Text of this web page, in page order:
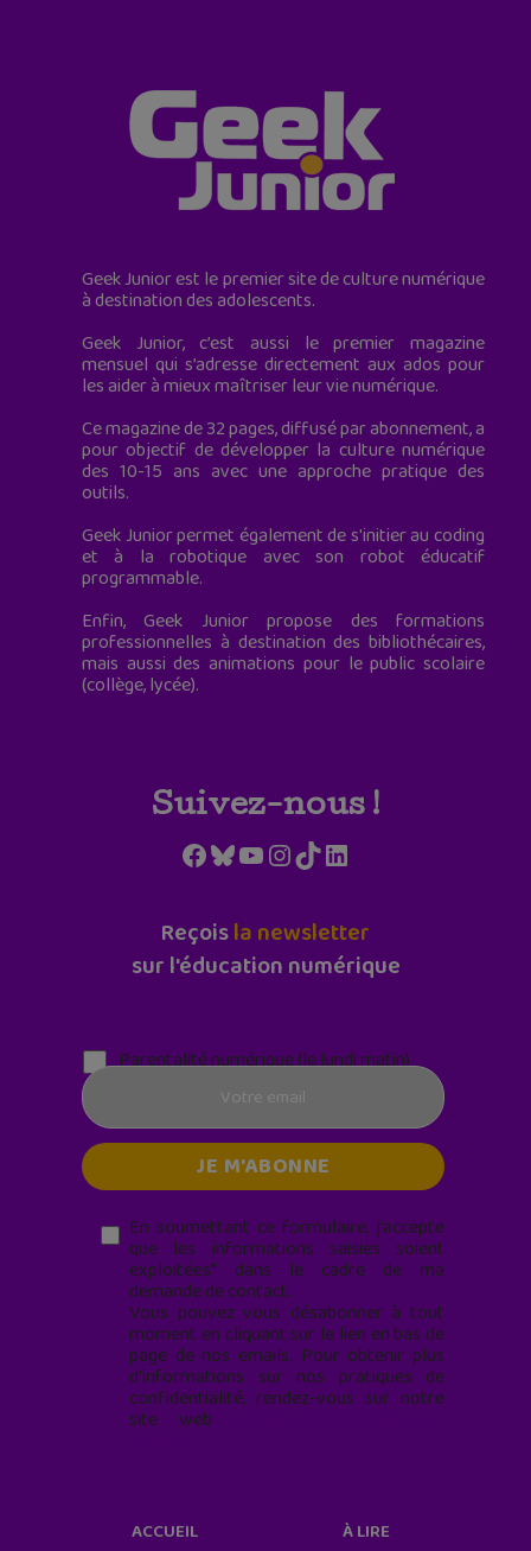
Geek Junior est le premier site de culture numérique
à destination des adolescents.
Geek Junior, c’est aussi le premier magazine
mensuel qui s’adresse directement aux ados pour
les aider à mieux maîtriser leur vie numérique.
Ce magazine de 32 pages, diffusé par abonnement, a
pour objectif de développer la culture numérique
des 10-15 ans avec une approche pratique des
outils.
Geek Junior permet également de s'initier au coding
et à la robotique avec son robot éducatif
programmable.
Enfin, Geek Junior propose des formations
professionnelles à destination des bibliothécaires,
mais aussi des animations pour le public scolaire
(collège, lycée).
Suivez-nous !
Facebook
Bluesky
YouTube
Instagram
TikTokLinkedIn
Reçoisla newsletter
sur l'éducation numérique
Parentalité numérique (le lundi matin)
En soumettant ce formulaire, j’accepte
que les informations saisies soient
exploitées* dans le cadre de ma
demande de contact.
Vous pouvez vous désabonner à tout
moment en cliquant sur le lien en bas de
page de nos emails. Pour obtenir plus
d'informations sur nos pratiques de
confidentialité, rendez-vous sur notre
site web
ACCUEIL À LIRE